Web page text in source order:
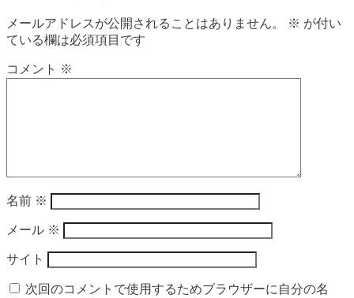
メールアドレスが公開されることはありません。 ※ が付い
ている欄は必須項目です
コメント ※
名前 ※
メール ※
サイト
次回のコメントで使用するためブラウザーに自分の名